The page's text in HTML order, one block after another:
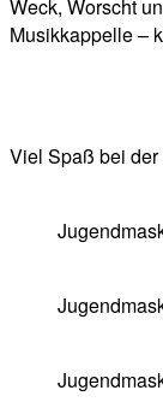
Weck, Worscht
Musikkappelle –
Viel Spaß bei